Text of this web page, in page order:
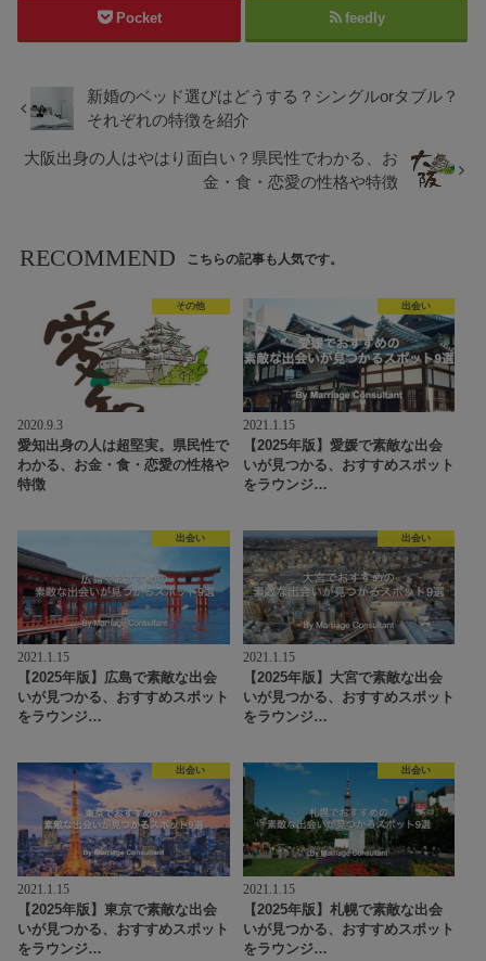
Pocket feedly
新婚のベッド選びはどうする？シングルorタブル？
それぞれの特徴を紹介
大阪出身の人はやはり面白い？県民性でわかる、お
金・食・恋愛の性格や特徴
RECOMMEND こちらの記事も人気です。
その他
2020.9.3
愛知出身の人は超堅実。県民性で
わかる、お金・食・恋愛の性格や
特徴
出会い
2021.1.15
【2025年版】愛媛で素敵な出会
いが見つかる、おすすめスポット
をラウンジ…
出会い
2021.1.15
【2025年版】広島で素敵な出会
いが見つかる、おすすめスポット
をラウンジ…
出会い
2021.1.15
【2025年版】大宮で素敵な出会
いが見つかる、おすすめスポット
をラウンジ…
出会い
2021.1.15
【2025年版】東京で素敵な出会
いが見つかる、おすすめスポット
をラウンジ…
出会い
2021.1.15
【2025年版】札幌で素敵な出会
いが見つかる、おすすめスポット
をラウンジ…